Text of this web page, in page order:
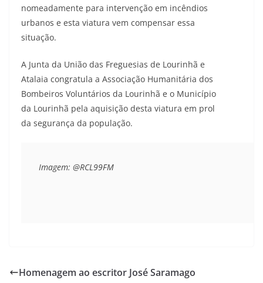
nomeadamente para intervenção em incêndios
urbanos e esta viatura vem compensar essa
situação.
A Junta da União das Freguesias de Lourinhã e
Atalaia congratula a Associação Humanitária dos
Bombeiros Voluntários da Lourinhã e o Município
da Lourinhã pela aquisição desta viatura em prol
da segurança da população.
Imagem: @RCL99FM
Homenagem ao escritor José Saramago